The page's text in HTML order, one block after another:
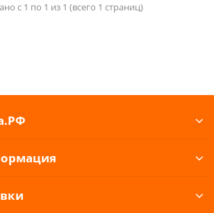
с 1 по 1 из 1 (всего 1 страниц)